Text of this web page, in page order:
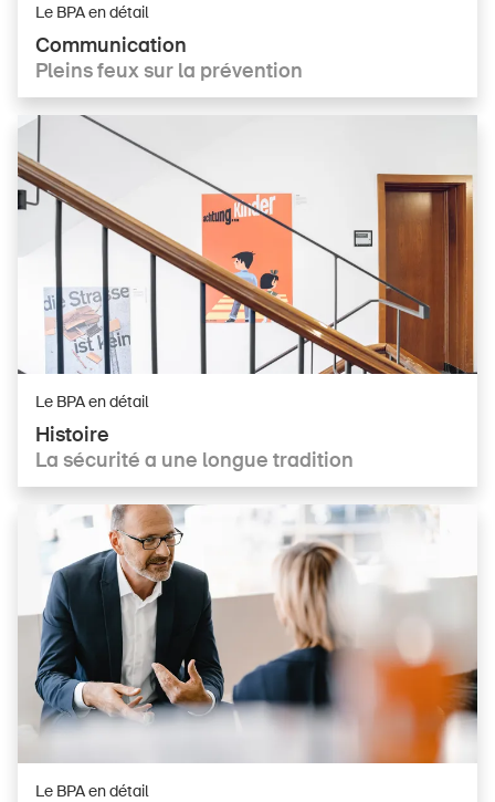
Communication
Pleins feux sur la prévention
Le BPA en détail
Histoire
La sécurité a une longue tradition
Le BPA en détail
Le BPA en détail